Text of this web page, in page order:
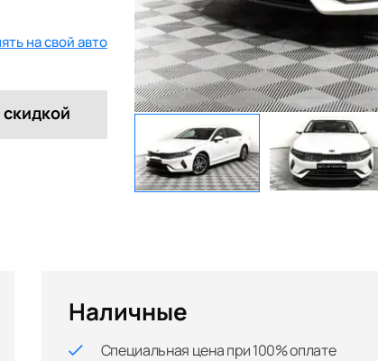
на свой авто
Наличные
Специальная цена при 100% оплате